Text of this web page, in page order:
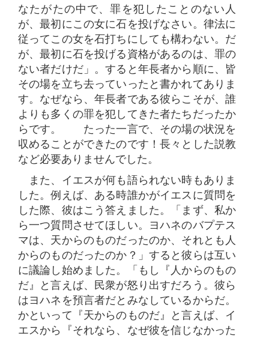
なたがたの中で、罪を犯したことのない人
が、最初にこの女に石を投げなさい。律法に
従ってこの女を石打ち​​にしても構わない。だ
が、最初に石を投げる資格があるのは、罪の
ない者だけだ」。すると年長者から順に、皆
その場を立ち去っていったと書かれてありま
す。なぜなら、年長者である彼らこそが、誰
よりも多くの罪を犯してきた者たちだったか
らです。 たった一言で、その場の状況を
収めることができたのです！長々とした説教
など必要ありませんでした。
また、イエスが何も語られない時もありま
した。例えば、ある時誰かがイエスに質問を
した際、彼はこう答えました。「まず、私か
ら一つ質問させてほしい。ヨハネのバプテス
マは、天からのものだったのか、それとも人
からのものだったのか？」すると彼らは互い
に議論し始めました。「もし『人からのもの
だ』と言えば、民衆が怒り出すだろう。彼ら
はヨハネを預言者だとみなしているからだ。
かといって『天からのものだ』と言えば、イ
エスから『それなら、なぜ彼を信じなかった